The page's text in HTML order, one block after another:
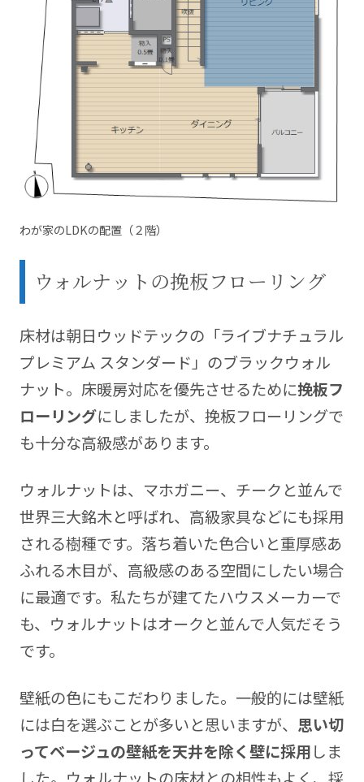
わが家のLDKの配置（２階）
ウォルナットの挽板フローリング
床材は朝日ウッドテックの「ライブナチュラル
プレミアム スタンダード」のブラックウォル
ナット。床暖房対応を優先させるために挽板フ
ローリングにしましたが、挽板フローリングで
も十分な高級感があります。
ウォルナットは、マホガニー、チークと並んで
世界三大銘木と呼ばれ、高級家具などにも採用
される樹種です。落ち着いた色合いと重厚感あ
ふれる木目が、高級感のある空間にしたい場合
に最適です。私たちが建てたハウスメーカーで
も、ウォルナットはオークと並んで人気だそう
です。
壁紙の色にもこだわりました。一般的には壁紙
には白を選ぶことが多いと思いますが、 思い切
ってベージュの壁紙を天井を除く壁に採用しま